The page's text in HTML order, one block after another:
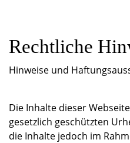
​Rechtliche
Hinweise und
Die Inhalte dieser
gesetzlich geschützten
die Inhalte jedoch im